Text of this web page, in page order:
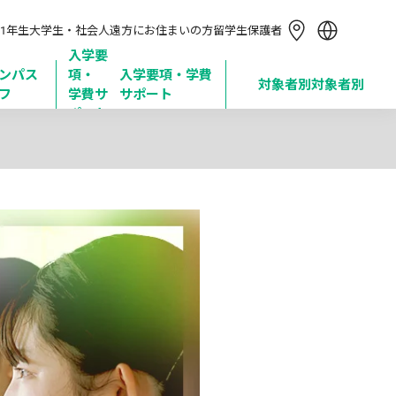
年生大学生・社会人遠方にお住まいの方留学生保護者
简体中文
繁體中文
Tiếng Việt
Bahasa Indonesia
パス
入学要
項・
学費サ
ポート
入学要項・学費
サポート
対象者別 対象者別